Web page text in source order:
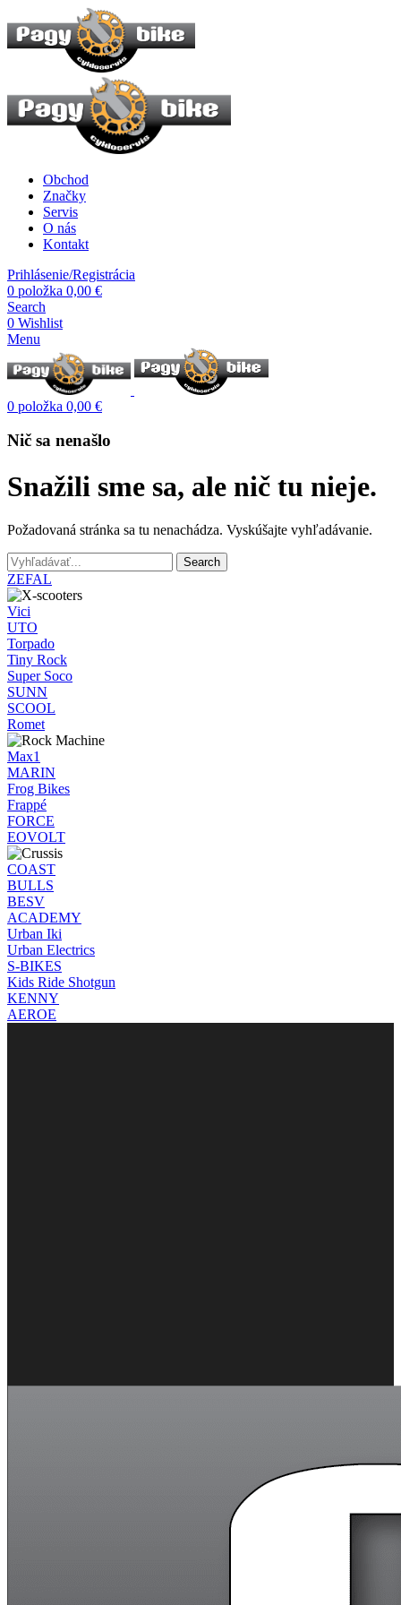
Obchod
Značky
Servis
O nás
Kontakt
Prihlásenie/Registrácia
0 položka 0,00 €
Search
0 Wishlist
Menu
0 položka 0,00 €
Nič sa nenašlo
Snažili sme sa, ale nič tu nieje.
Požadovaná stránka sa tu nenachádza. Vyskúšajte vyhľadávanie.
Search
ZEFAL
Vici
UTO
Torpado
Tiny Rock
Super Soco
SUNN
SCOOL
Romet
Max1
MARIN
Frog Bikes
Frappé
FORCE
EOVOLT
COAST
BULLS
BESV
ACADEMY
Urban Iki
Urban Electrics
S-BIKES
Kids Ride Shotgun
KENNY
AEROE